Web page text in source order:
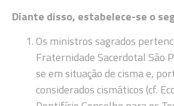
Diante disso, estabelece-se o
Os ministros sagrados
Fraternidade Sacerdotal São
se em situação de cisma e,
considerados cismáticos (cf.